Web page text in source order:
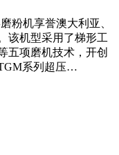
粉机享誉澳大利亚、
该机型采用了梯形工
五项磨机技术，开创
系列超压…